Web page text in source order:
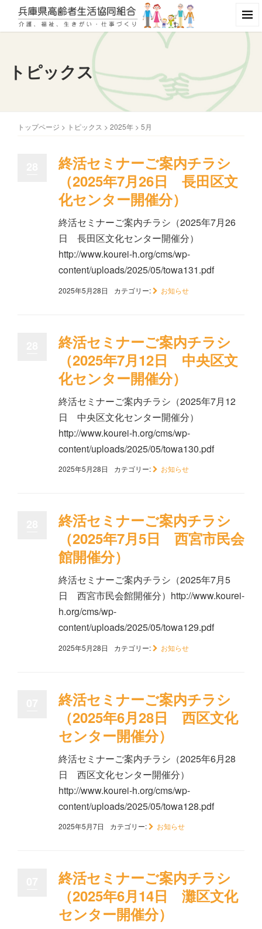
トピックス
トップページ > トピックス > 2025年 > 5月
終活セミナーご案内チラシ
（2025年7月26日 長田区文
化センター開催分）
終活セミナーご案内チラシ（2025年7月26
日 長田区文化センター開催分）
http://www.kourei-h.org/cms/wp-
content/uploads/2025/05/towa131.pdf
2025年5月28日 カテゴリー: お知らせ
終活セミナーご案内チラシ
（2025年7月12日 中央区文
化センター開催分）
終活セミナーご案内チラシ（2025年7月12
日 中央区文化センター開催分）
http://www.kourei-h.org/cms/wp-
content/uploads/2025/05/towa130.pdf
2025年5月28日 カテゴリー: お知らせ
終活セミナーご案内チラシ
（2025年7月5日 西宮市民会
館開催分）
終活セミナーご案内チラシ（2025年7月5
日 西宮市民会館開催分）http://www.kourei-
h.org/cms/wp-
content/uploads/2025/05/towa129.pdf
2025年5月28日 カテゴリー: お知らせ
終活セミナーご案内チラシ
（2025年6月28日 西区文化
センター開催分）
終活セミナーご案内チラシ（2025年6月28
日 西区文化センター開催分）
http://www.kourei-h.org/cms/wp-
content/uploads/2025/05/towa128.pdf
2025年5月7日 カテゴリー: お知らせ
終活セミナーご案内チラシ
（2025年6月14日 灘区文化
センター開催分）